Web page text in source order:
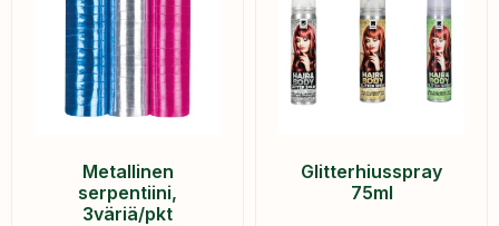
Metallinen
serpentiini,
3väriä/pkt
Glitterhiusspray
75ml